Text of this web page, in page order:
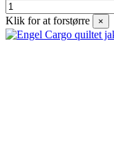
Klik for at forstørre ×